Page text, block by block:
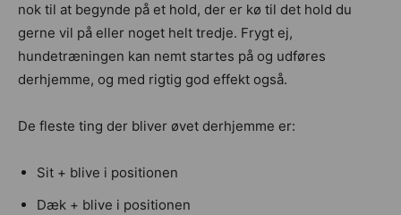
nok til at begynde på et hold, der er kø til det hold du
gerne vil på eller noget helt tredje. Frygt ej,
hundetræningen kan nemt startes på og udføres
derhjemme, og med rigtig god effekt også.
De fleste ting der bliver øvet derhjemme er:
Sit + blive i positionen
Dæk + blive i positionen